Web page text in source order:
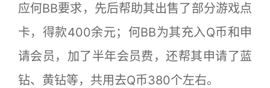
应何BB要求，先后帮助其出售了部分游戏点
卡，得款400余元；何BB为其充入Q币和申
请会员，加了半年会员费，还帮其申请了蓝
钻、黄钻等，共用去Q币380个左右。